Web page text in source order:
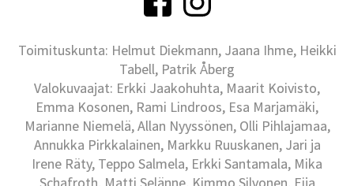
Toimituskunta: Helmut Diekmann, Jaana Ihme, Heikki
Tabell, Patrik Åberg
Valokuvaajat: Erkki Jaakohuhta, Maarit Koivisto,
Emma Kosonen, Rami Lindroos, Esa Marjamäki,
Marianne Niemelä, Allan Nyyssönen, Olli Pihlajamaa,
Annukka Pirkkalainen, Markku Ruuskanen, Jari ja
Irene Räty, Teppo Salmela, Erkki Santamala, Mika